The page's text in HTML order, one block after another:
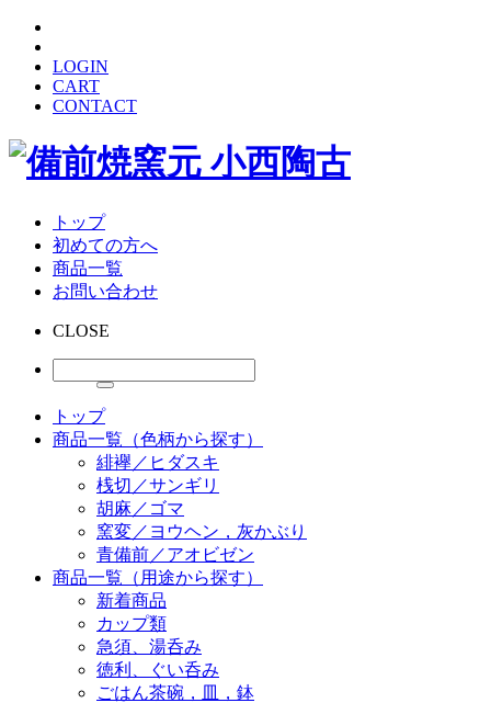
LOGIN
CART
CONTACT
トップ
初めての方へ
商品一覧
お問い合わせ
CLOSE
トップ
商品一覧（色柄から探す）
緋襷／ヒダスキ
桟切／サンギリ
胡麻／ゴマ
窯変／ヨウヘン，灰かぶり
青備前／アオビゼン
商品一覧（用途から探す）
新着商品
カップ類
急須、湯呑み
徳利、ぐい呑み
ごはん茶碗，皿，鉢